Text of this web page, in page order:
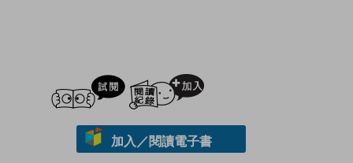
試閲
加入／閱讀電子書